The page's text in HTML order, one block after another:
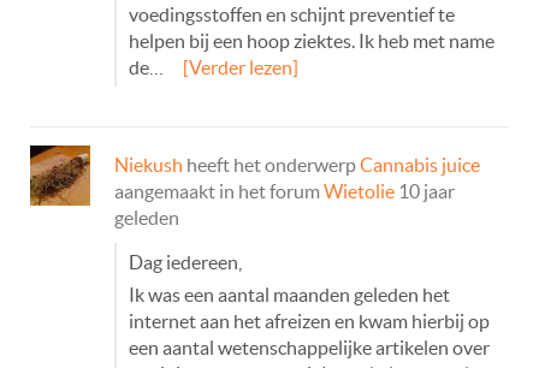
voedingsstoffen en schijnt preventief te
helpen bij een hoop ziektes. Ik heb met name
de…
[Verder lezen]
Niekush heeft het onderwerpCannabis juice
aangemaakt in het forum Wietolie 10 jaar
geleden
Dag iedereen,
Ik was een aantal maanden geleden het
internet aan het afreizen en kwam hierbij op
een aantal wetenschappelijke artikelen over